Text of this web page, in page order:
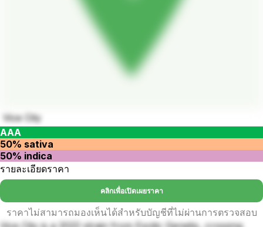
Vice City
AAA
50% sativa
50% indica
รายละเอียดราคา
คลิกเพื่อเปิดเผยราคา
ราคาไม่สามารถมองเห็นได้สำหรับบัญชีที่ไม่ผ่านการตรวจสอบ